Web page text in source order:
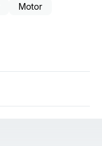
Motor